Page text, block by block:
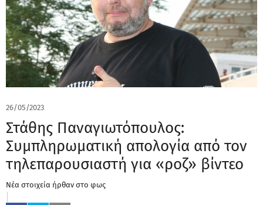
26/05/2023
Στάθης Παναγιωτόπουλος:
Συμπληρωματική απολογία από τον
τηλεπαρουσιαστή για «ροζ» βίντεο
Νέα στοιχεία ήρθαν στο φως